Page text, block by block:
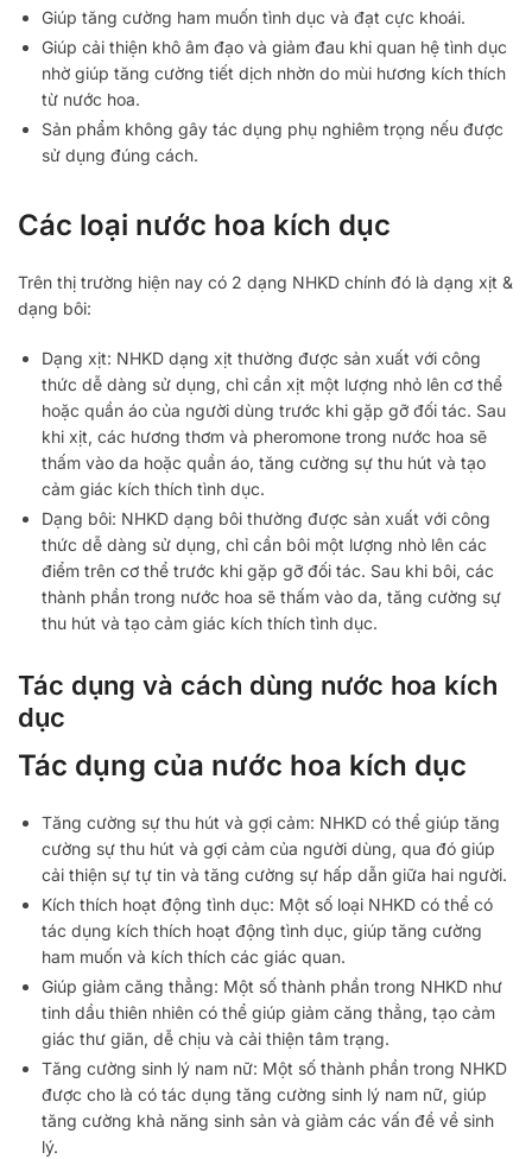
Giúp tăng cường ham muốn tình dục và đạt cực khoái.
Giúp cải thiện khô âm đạo và giảm đau khi quan hệ tình dục
nhờ giúp tăng cường tiết dịch nhờn do mùi hương kích thích
từ nước hoa.
Sản phẩm không gây tác dụng phụ nghiêm trọng nếu được
sử dụng đúng cách.
Các loại nước hoa kích dục
Trên thị trường hiện nay có 2 dạng NHKD chính đó là dạng xịt &
dạng bôi:
Dạng xịt: NHKD dạng xịt thường được sản xuất với công
thức dễ dàng sử dụng, chỉ cần xịt một lượng nhỏ lên cơ thể
hoặc quần áo của người dùng trước khi gặp gỡ đối tác. Sau
khi xịt, các hương thơm và pheromone trong nước hoa sẽ
thấm vào da hoặc quần áo, tăng cường sự thu hút và tạo
cảm giác kích thích tình dục.
Dạng bôi: NHKD dạng bôi thường được sản xuất với công
thức dễ dàng sử dụng, chỉ cần bôi một lượng nhỏ lên các
điểm trên cơ thể trước khi gặp gỡ đối tác. Sau khi bôi, các
thành phần trong nước hoa sẽ thấm vào da, tăng cường sự
thu hút và tạo cảm giác kích thích tình dục.
Tác dụng và cách dùng nước hoa kích
dục
Tác dụng của nước hoa kích dục
Tăng cường sự thu hút và gợi cảm: NHKD có thể giúp tăng
cường sự thu hút và gợi cảm của người dùng, qua đó giúp
cải thiện sự tự tin và tăng cường sự hấp dẫn giữa hai người.
Kích thích hoạt động tình dục: Một số loại NHKD có thể có
tác dụng kích thích hoạt động tình dục, giúp tăng cường
ham muốn và kích thích các giác quan.
Giúp giảm căng thẳng: Một số thành phần trong NHKD như
tinh dầu thiên nhiên có thể giúp giảm căng thẳng, tạo cảm
giác thư giãn, dễ chịu và cải thiện tâm trạng.
Tăng cường sinh lý nam nữ: Một số thành phần trong NHKD
được cho là có tác dụng tăng cường sinh lý nam nữ, giúp
tăng cường khả năng sinh sản và giảm các vấn đề về sinh
lý.